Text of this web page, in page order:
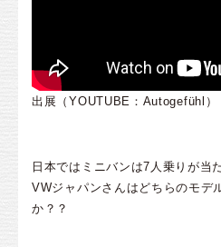
出展（YOUTUBE：Autogefühl）
日本ではミニバンは7人乗りが当
VWジャパンさんはどちらのモデ
か？？